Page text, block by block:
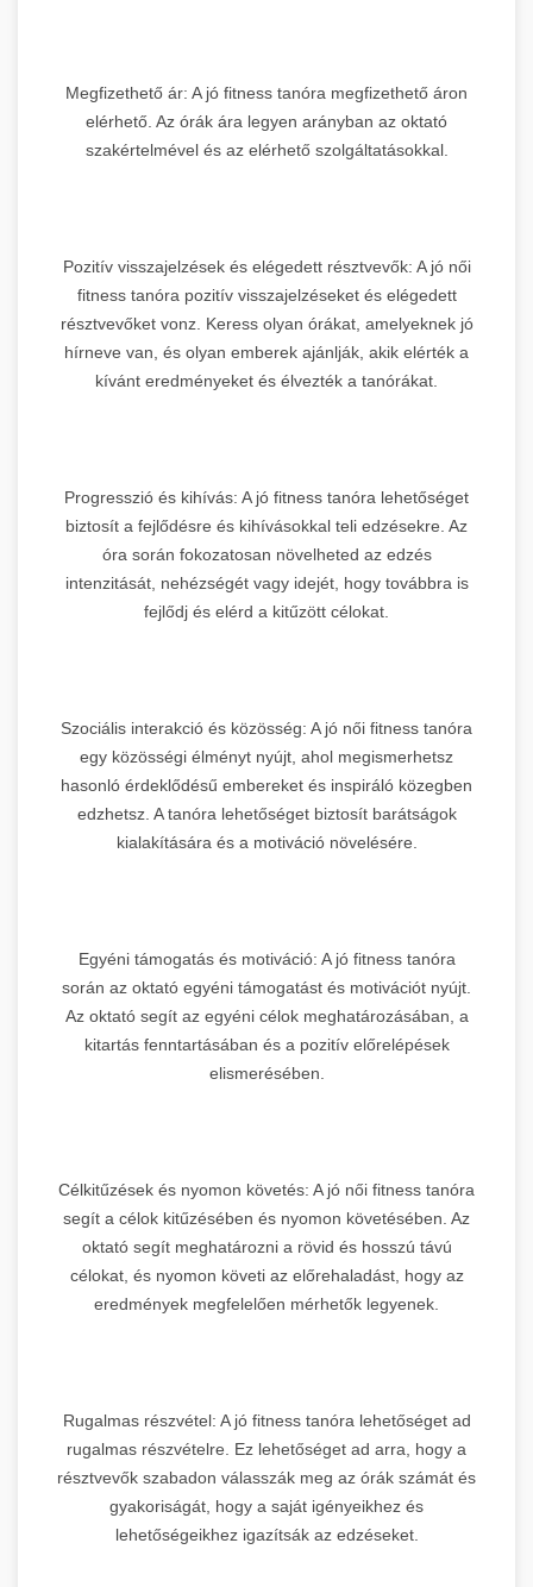
Megfizethető ár: A jó fitness tanóra megfizethető áron
elérhető. Az órák ára legyen arányban az oktató
szakértelmével és az elérhető szolgáltatásokkal.
Pozitív visszajelzések és elégedett résztvevők: A jó női
fitness tanóra pozitív visszajelzéseket és elégedett
résztvevőket vonz. Keress olyan órákat, amelyeknek jó
hírneve van, és olyan emberek ajánlják, akik elérték a
kívánt eredményeket és élvezték a tanórákat.
Progresszió és kihívás: A jó fitness tanóra lehetőséget
biztosít a fejlődésre és kihívásokkal teli edzésekre. Az
óra során fokozatosan növelheted az edzés
intenzitását, nehézségét vagy idejét, hogy továbbra is
fejlődj és elérd a kitűzött célokat.
Szociális interakció és közösség: A jó női fitness tanóra
egy közösségi élményt nyújt, ahol megismerhetsz
hasonló érdeklődésű embereket és inspiráló közegben
edzhetsz. A tanóra lehetőséget biztosít barátságok
kialakítására és a motiváció növelésére.
Egyéni támogatás és motiváció: A jó fitness tanóra
során az oktató egyéni támogatást és motivációt nyújt.
Az oktató segít az egyéni célok meghatározásában, a
kitartás fenntartásában és a pozitív előrelépések
elismerésében.
Célkitűzések és nyomon követés: A jó női fitness tanóra
segít a célok kitűzésében és nyomon követésében. Az
oktató segít meghatározni a rövid és hosszú távú
célokat, és nyomon követi az előrehaladást, hogy az
eredmények megfelelően mérhetők legyenek.
Rugalmas részvétel: A jó fitness tanóra lehetőséget ad
rugalmas részvételre. Ez lehetőséget ad arra, hogy a
résztvevők szabadon válasszák meg az órák számát és
gyakoriságát, hogy a saját igényeikhez és
lehetőségeikhez igazítsák az edzéseket.